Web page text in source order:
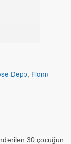
Depp, Fionn
30 çocuğun